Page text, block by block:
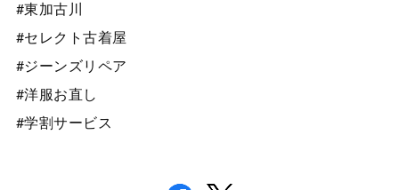
#東加古川
#セレクト古着屋
#ジーンズリペア
#洋服お直し
#学割サービス